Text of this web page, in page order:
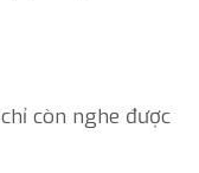
còn nghe được